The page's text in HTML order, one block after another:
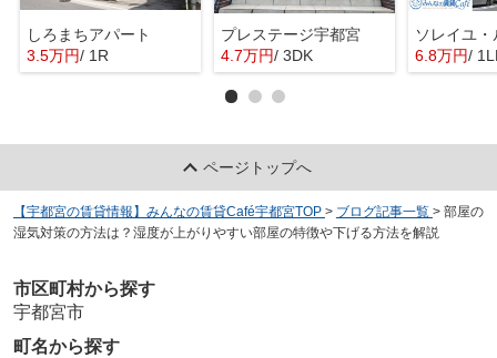
しろまちアパート
3.5万円/ 1R
プレステージ宇都宮
4.7万円/ 3DK
ソレイユ
6.8万円/
ページトップへ
【宇都宮の賃貸情報】みんなの賃貸Café宇都宮TOP > ブログ記事一覧 > 部屋の
湿気対策の方法は？湿度が上がりやすい部屋の特徴や下げる方法を解説
市区町村から探す
宇都宮市
町名から探す